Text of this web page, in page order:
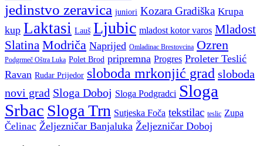
jedinstvo zeravica juniori Kozara Gradiška Krupa
kup Laktasi Lauš Ljubic mladost kotor varos Mladost
Slatina Modriča Naprijed Omladinac Brestovcina Ozren
Podgrmeč Oštra Luka Polet Brod pripremna Progres Proleter Teslić
Ravan Rudar Prijedor sloboda mrkonjić grad sloboda
novi grad Sloga Doboj Sloga Podgradci Sloga
Srbac Sloga Trn Sutjeska Foča tekstilac teslic Zupa
Čelinac Željezničar Banjaluka Željezničar Doboj